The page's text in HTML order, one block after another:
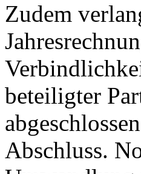
Zudem
beteiligter
Abschluss.